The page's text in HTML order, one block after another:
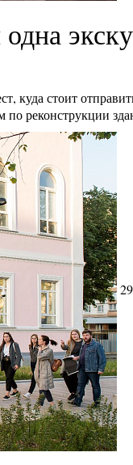
куда стоит
по реконструкции